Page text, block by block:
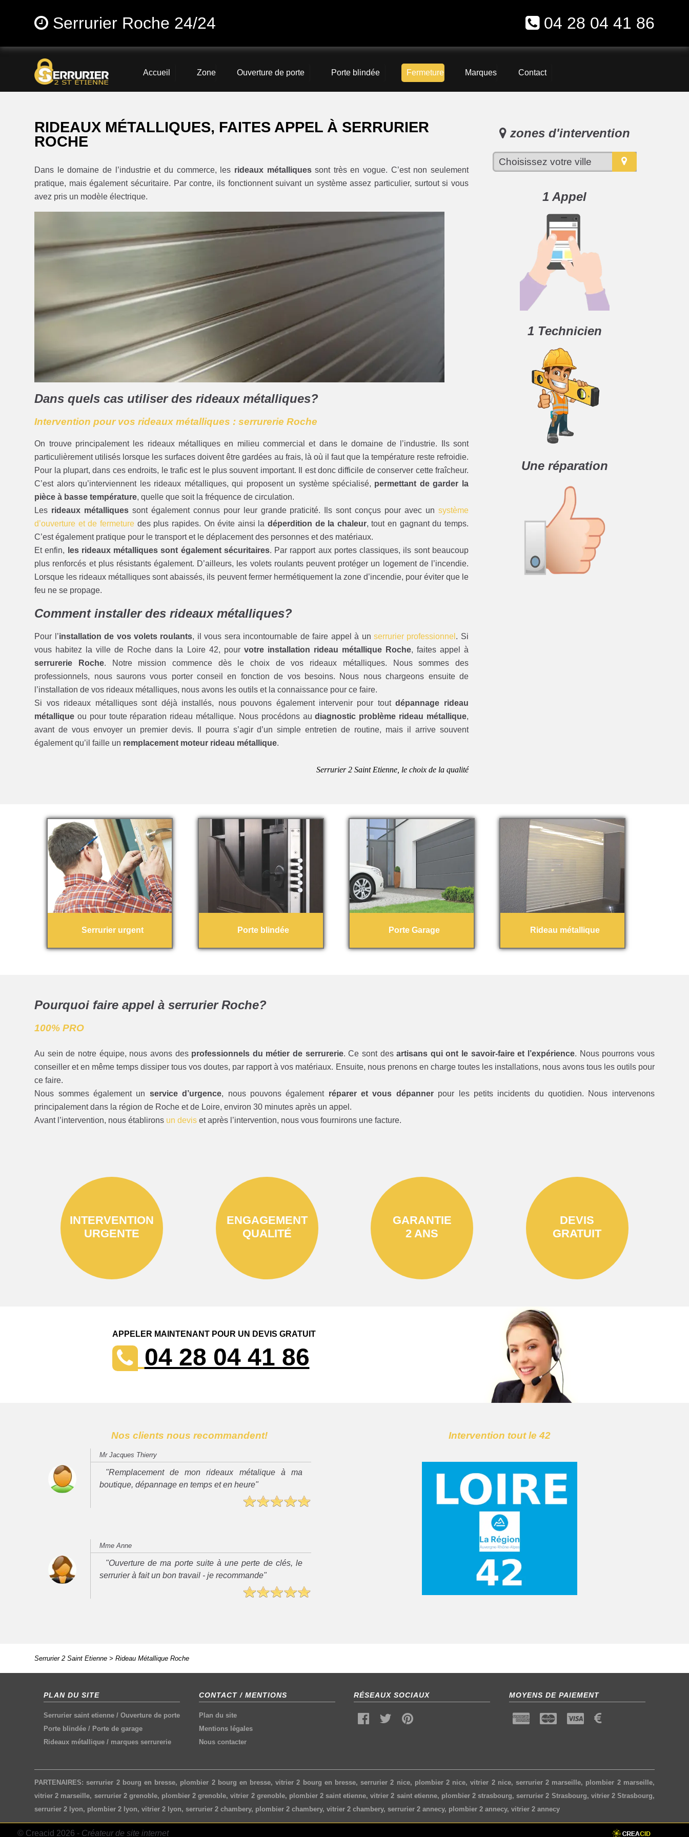
Serrurier Roche 24/24 04 28 04 41 86
Accueil Zone Ouverture de porte Porte blindée Fermeture Marques Contact
RIDEAUX MÉTALLIQUES, FAITES APPEL À SERRURIER
ROCHE
Dans le domaine de l’industrie et du commerce, les rideaux métalliquessont très en vogue. C’est non seulement
pratique, mais également sécuritaire. Par contre, ils fonctionnent suivant un système assez particulier, surtout si vous
avez pris un modèle électrique.
Dans quels cas utiliser des rideaux métalliques?
Intervention pour vos rideaux métalliques : serrurerie Roche
On trouve principalement les rideaux métalliques en milieu commercial et dans le domaine de l’industrie. Ils sont
particulièrement utilisés lorsque les surfaces doivent être gardées au frais, là où il faut que la température reste refroidie.
Pour la plupart, dans ces endroits, le trafic est le plus souvent important. Il est donc difficile de conserver cette fraîcheur.
C’est alors qu’interviennent les rideaux métalliques, qui proposent un système spécialisé, permettant de garder la
pièce à basse température, quelle que soit la fréquence de circulation.
Les rideaux métalliques sont également connus pour leur grande praticité. Ils sont conçus pour avec un système
d’ouverture et de fermeture des plus rapides. On évite ainsi la déperdition de la chaleur, tout en gagnant du temps.
C’est également pratique pour le transport et le déplacement des personnes et des matériaux.
Et enfin,
les rideaux métalliques sont également sécuritaires. Par rapport aux portes classiques, ils sont beaucoup
plus renforcés et plus résistants également. D’ailleurs, les volets roulants peuvent protéger un logement de l’incendie.
Lorsque les rideaux métalliques sont abaissés, ils peuvent fermer hermétiquement la zone d’incendie, pour éviter que le
feu ne se propage.
Comment installer des rideaux métalliques?
Pour l’installation de vos volets roulants, il vous sera incontournable de faire appel à un serrurier professionnel . Si
vous habitez la ville de Roche dans la Loire 42, pour votre installation rideau métallique Roche, faites appel à
serrurerie Roche. Notre mission commence dès le choix de vos rideaux métalliques. Nous sommes des
professionnels, nous saurons vous porter conseil en fonction de vos besoins. Nous nous chargeons ensuite de
l’installation de vos rideaux métalliques, nous avons les outils et la connaissance pour ce faire.
Si vos rideaux métalliques sont déjà installés, nous pouvons également intervenir pour toutdépannage rideau
métallique ou pour toute réparation rideau métallique. Nous procédons audiagnostic problème rideau métallique,
avant de vous envoyer un premier devis. Il pourra s’agir d’un simple entretien de routine, mais il arrive souvent
également qu’il faille un remplacement moteur rideau métallique.
Serrurier 2 Saint Etienne, le choix de la qualité
zones d'intervention
1 Appel
1 Technicien
Une réparation
Serrurier urgent Porte blindée Porte Garage Rideau métallique
Pourquoi faire appel à serrurier Roche?
100% PRO
Au sein de notre équipe, nous avons des professionnels du métier de serrurerie. Ce sont desartisans qui ont le savoir-faire et l’expérience. Nous pourrons vous
conseiller et en même temps dissiper tous vos doutes, par rapport à vos matériaux. Ensuite, nous prenons en charge toutes les installations, nous avons tous les outils pour
ce faire.
Nous sommes également un service d’urgence, nous pouvons également réparer et vous dépannerpour les petits incidents du quotidien. Nous intervenons
principalement dans la région de Roche et de Loire, environ 30 minutes après un appel.
Avant l’intervention, nous établirons un devis et après l’intervention, nous vous fournirons une facture.
INTERVENTION
URGENTE
ENGAGEMENT
QUALITÉ
GARANTIE
2 ANS
DEVIS
GRATUIT
APPELER MAINTENANT POUR UN DEVIS GRATUIT
04 28 04 41 86
Nos clients nous recommandent!
Mr Jacques Thierry
"Remplacement de mon rideaux métalique à ma
boutique, dépannage en temps et en heure"
Mme Anne
"Ouverture de ma porte suite à une perte de clés, le
serrurier à fait un bon travail - je recommande"
Intervention tout le 42
Serrurier 2 Saint Etienne> Rideau Métallique Roche
PLAN DU SITE
Serrurier saint etienne /Ouverture de porte
Porte blindée / Porte de garage
Rideaux métallique / marques serrurerie
CONTACT / MENTIONS
Plan du site
Mentions légales
Nous contacter
RÉSEAUX SOCIAUX MOYENS DE PAIEMENT
PARTENAIRES:serrurier 2 bourg en bresse, plombier 2 bourg en bresse,vitrier 2 bourg en bresse,serrurier 2 nice, plombier 2 nice,vitrier 2 nice, serrurier 2 marseille, plombier 2 marseille,
vitrier 2 marseille, serrurier 2 grenoble, plombier 2 grenoble,vitrier 2 grenoble, plombier 2 saint etienne,vitrier 2 saint etienne, plombier 2 strasbourg,serrurier 2 Strasbourg, vitrier 2 Strasbourg,
serrurier 2 lyon, plombier 2 lyon,vitrier 2 lyon,serrurier 2 chambery, plombier 2 chambery,vitrier 2 chambery,serrurier 2 annecy, plombier 2 annecy,vitrier 2 annecy
© Creacid 2026 - Créateur de site internet